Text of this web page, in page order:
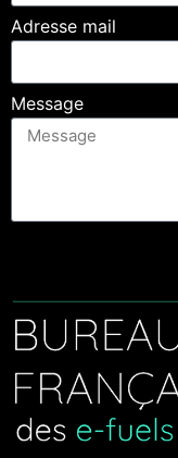
Adresse mail
Message